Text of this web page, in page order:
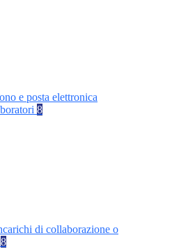
e posta elettronica
8
di collaborazione o
8